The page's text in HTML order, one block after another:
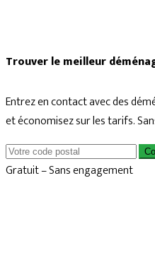
Trouver le meilleur
Entrez en contact avec des
et économisez sur les tarifs.
Gratuit – Sans engagement